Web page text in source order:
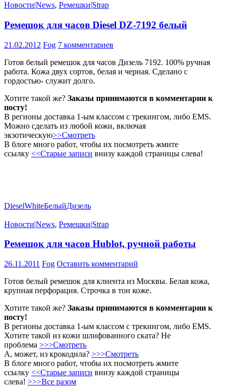
Новости|News, Ремешки|Strap
Ремешок для часов Diesel DZ-7192 белый
21.02.2012 Fog 7 комментариев
Готов белый ремешок для часов Дизель 7192. 100% ручная
работа. Кожа двух сортов, белая и черная. Сделано с
гордостью- служит долго.
Хотите такой же? Заказы принимаются в комментарии к
посту!
В регионы доставка 1-ым классом с трекингом, либо EMS.
Можно сделать из любой кожи, включая
экзотическую>>Смотреть
В блоге много работ, чтобы их посмотреть жмите
ссылку <<Старые записи внизу каждой страницы слева!
DieselWhiteБелыйДизель
Новости|News, Ремешки|Strap
Ремешок для часов Hublot, ручной работы
26.11.2011 Fog Оставить комментарий
Готов белый ремешок для клиента из Москвы. Белая кожа,
крупная перфорация. Строчка в тон коже.
Хотите такой же? Заказы принимаются в комментарии к
посту!
В регионы доставка 1-ым классом с трекингом, либо EMS.
Хотите такой из кожи шлифованного ската? Не
проблема >>>Смотреть
А, может, из крокодила? >>>Смотреть
В блоге много работ, чтобы их посмотреть жмите
ссылку <<Старые записи внизу каждой страницы
слева! >>>Все разом